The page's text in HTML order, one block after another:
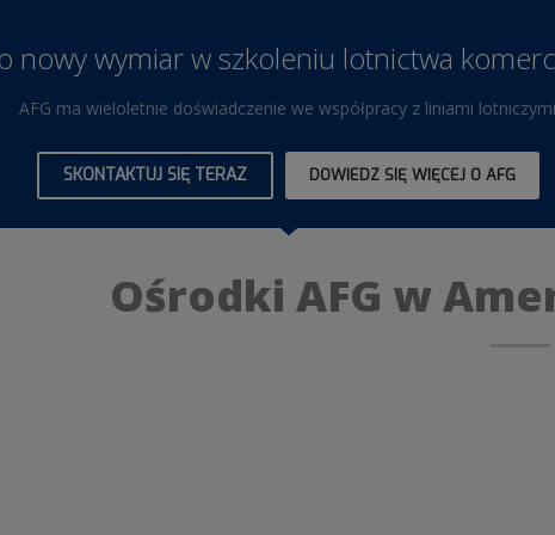
nowy wymiar w szkoleniu lotnictwa
AFG ma wieloletnie doświadczenie we współpracy z liniami lotniczymi
SKONTAKTUJ SIĘ TERAZ DOWIEDZ SIĘ WIĘCEJ O AFG
Ośrodki AFG w